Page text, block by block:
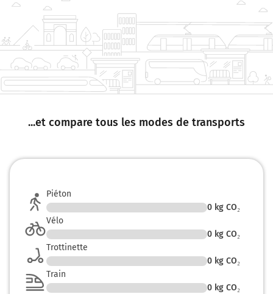
Continuer Rue du Lieutenant Herduin sur 180 mètres
42,8 km
Tourner à gauche sur Rue du Barbâtre et continuer sur
120 mètres
43,0 km
43,4 km
Continuer Cours Anatole France sur 180 mètres
43,4 km
Tourner à gauche sur Rue du Grand Credo et continuer
sur 110 mètres
43,6 km
...et compare tous les modes de transports
Piéton
0 kg CO₂
Vélo
0 kg CO₂
Trottinette
0 kg CO₂
Train
0 kg CO₂